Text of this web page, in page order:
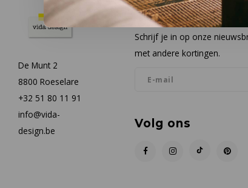
De Munt 2
8800 Roeselare
+32 51 80 11 91
info@vida-
design.be
Nieuwsbrief
Schrijf je in op onze
met andere kortingen.
Volg ons